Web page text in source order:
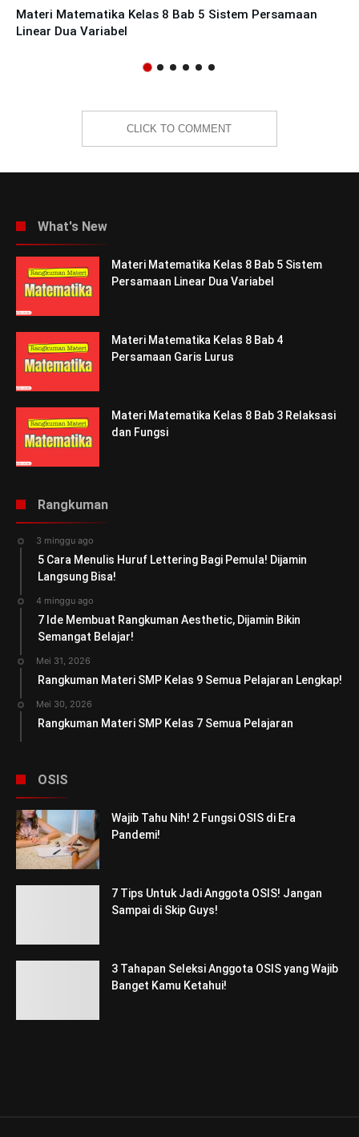
Materi Matematika Kelas 8 Bab 5 Sistem Persamaan
Linear Dua Variabel
CLICK TO COMMENT
What's New
Materi Matematika Kelas 8 Bab 5 Sistem
Persamaan Linear Dua Variabel
Materi Matematika Kelas 8 Bab 4
Persamaan Garis Lurus
Materi Matematika Kelas 8 Bab 3 Relaksasi
dan Fungsi
Rangkuman
3 minggu ago
5 Cara Menulis Huruf Lettering Bagi Pemula! Dijamin
Langsung Bisa!
4 minggu ago
7 Ide Membuat Rangkuman Aesthetic, Dijamin Bikin
Semangat Belajar!
Mei 31, 2026
Rangkuman Materi SMP Kelas 9 Semua Pelajaran Lengkap!
Mei 30, 2026
Rangkuman Materi SMP Kelas 7 Semua Pelajaran
OSIS
Wajib Tahu Nih! 2 Fungsi OSIS di Era
Pandemi!
7 Tips Untuk Jadi Anggota OSIS! Jangan
Sampai di Skip Guys!
3 Tahapan Seleksi Anggota OSIS yang Wajib
Banget Kamu Ketahui!